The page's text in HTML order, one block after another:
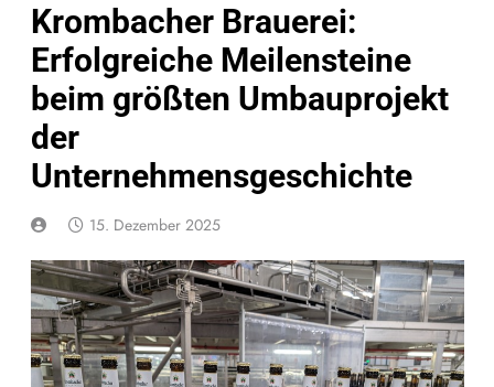
Krombacher Brauerei:
Erfolgreiche Meilensteine
beim größten Umbauprojekt
der
Unternehmensgeschichte
15. Dezember 2025